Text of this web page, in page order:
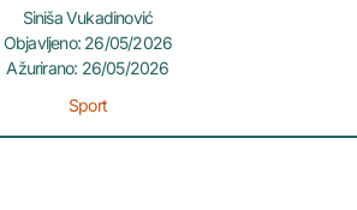
Siniša Vukadinović
Objavljeno: 26/05/2026
Ažurirano: 26/05/2026
Sport